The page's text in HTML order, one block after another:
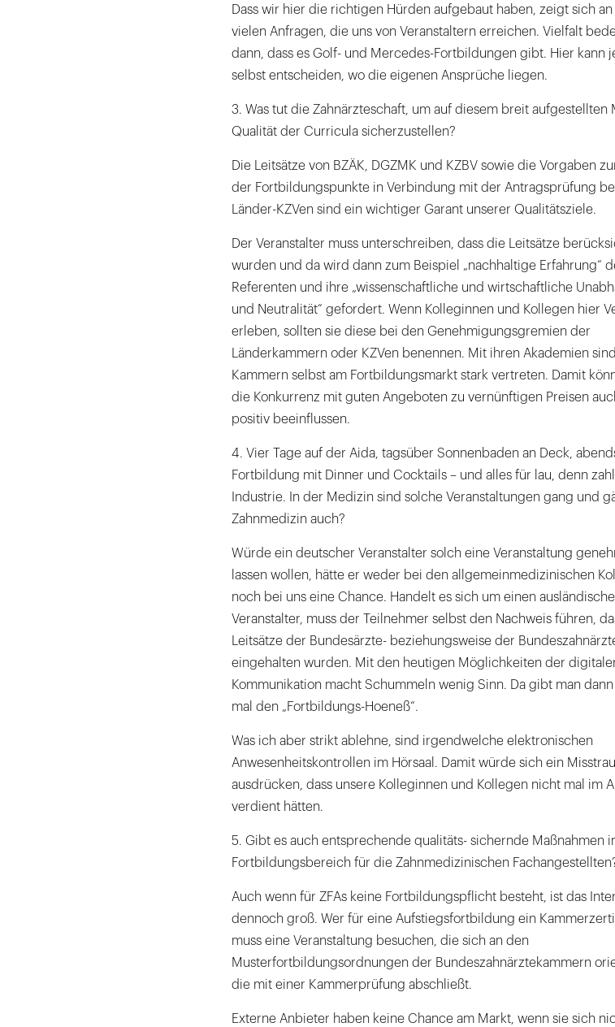
Dass wir hier die richtigen Hürden aufgebaut haben, zeigt sich an
vielen Anfragen, die uns von Veranstaltern erreichen. Vielfalt
dann, dass es Golf- und Mercedes-Fortbildungen gibt. Hier kann
selbst entscheiden, wo die eigenen Ansprüche liegen.
3. Was tut die Zahnärzteschaft, um auf diesem breit aufgestellten
Qualität der Curricula sicherzustellen?
Die Leitsätze von BZÄK, DGZMK und KZBV sowie die Vorgaben
der Fortbildungspunkte in Verbindung mit der Antragsprüfung
Länder-KZVen sind ein wichtiger Garant unserer Qualitätsziele.
Der Veranstalter muss unterschreiben, dass die Leitsätze
wurden und da wird dann zum Beispiel „nachhaltige Erfahrung“
Referenten und ihre „wissenschaftliche und wirtschaftliche
und Neutralität“ gefordert. Wenn Kolleginnen und Kollegen hier
erleben, sollten sie diese bei den Genehmigungsgremien der
Länderkammern oder KZVen benennen. Mit ihren Akademien
Kammern selbst am Fortbildungsmarkt stark vertreten. Damit
die Konkurrenz mit guten Angeboten zu vernünftigen Preisen
positiv beeinflussen.
4. Vier Tage auf der Aida, tagsüber Sonnenbaden an Deck,
Fortbildung mit Dinner und Cocktails – und alles für lau, denn
Industrie. In der Medizin sind solche Veranstaltungen gang und
Zahnmedizin auch?
Würde ein deutscher Veranstalter solch eine Veranstaltung
lassen wollen, hätte er weder bei den allgemeinmedizinischen
noch bei uns eine Chance. Handelt es sich um einen
Veranstalter, muss der Teilnehmer selbst den Nachweis führen,
Leitsätze der Bundesärzte- beziehungsweise der
eingehalten wurden. Mit den heutigen Möglichkeiten der
Kommunikation macht Schummeln wenig Sinn. Da gibt man dann
mal den „Fortbildungs-Hoeneß“.
Was ich aber strikt ablehne, sind irgendwelche elektronischen
Anwesenheitskontrollen im Hörsaal. Damit würde sich ein
ausdrücken, dass unsere Kolleginnen und Kollegen nicht mal im
verdient hätten.
5. Gibt es auch entsprechende qualitäts- sichernde Maßnahmen
Fortbildungsbereich für die Zahnmedizinischen
Auch wenn für ZFAs keine Fortbildungspflicht besteht, ist das
dennoch groß. Wer für eine Aufstiegsfortbildung ein
muss eine Veranstaltung besuchen, die sich an den
Musterfortbildungsordnungen der Bundeszahnärztekammern
die mit einer Kammerprüfung abschließt.
Externe Anbieter haben keine Chance am Markt, wenn sie sich